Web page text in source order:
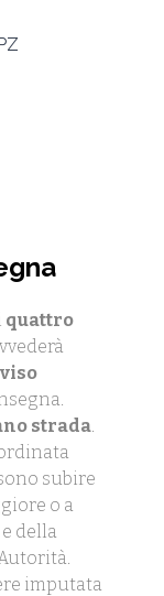
quattro
strada.
subire
o a
della
imputata